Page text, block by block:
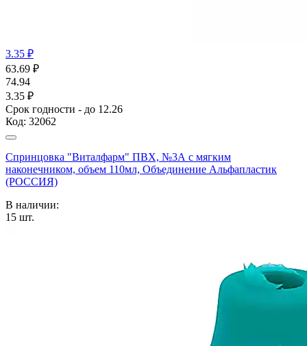
3.35 ₽
63.69 ₽
74.94
3.35 ₽
Срок годности - до 12.26
Код: 32062
Спринцовка "Виталфарм" ПВХ, №3А с мягким
наконечником, объем 110мл, Объединение Альфапластик
(РОССИЯ)
В наличии:
15 шт.